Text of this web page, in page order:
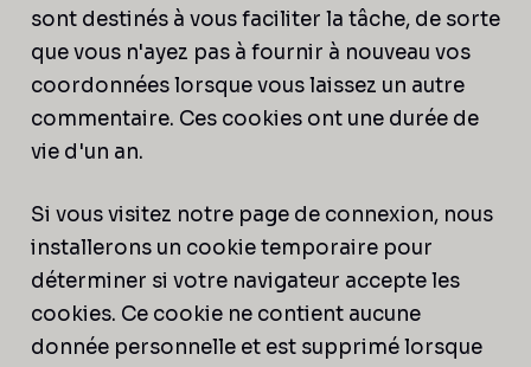
sont destinés à vous faciliter la tâche, de sorte
que vous n'ayez pas à fournir à nouveau vos
coordonnées lorsque vous laissez un autre
commentaire. Ces cookies ont une durée de
vie d'un an.
Si vous visitez notre page de connexion, nous
installerons un cookie temporaire pour
déterminer si votre navigateur accepte les
cookies. Ce cookie ne contient aucune
donnée personnelle et est supprimé lorsque